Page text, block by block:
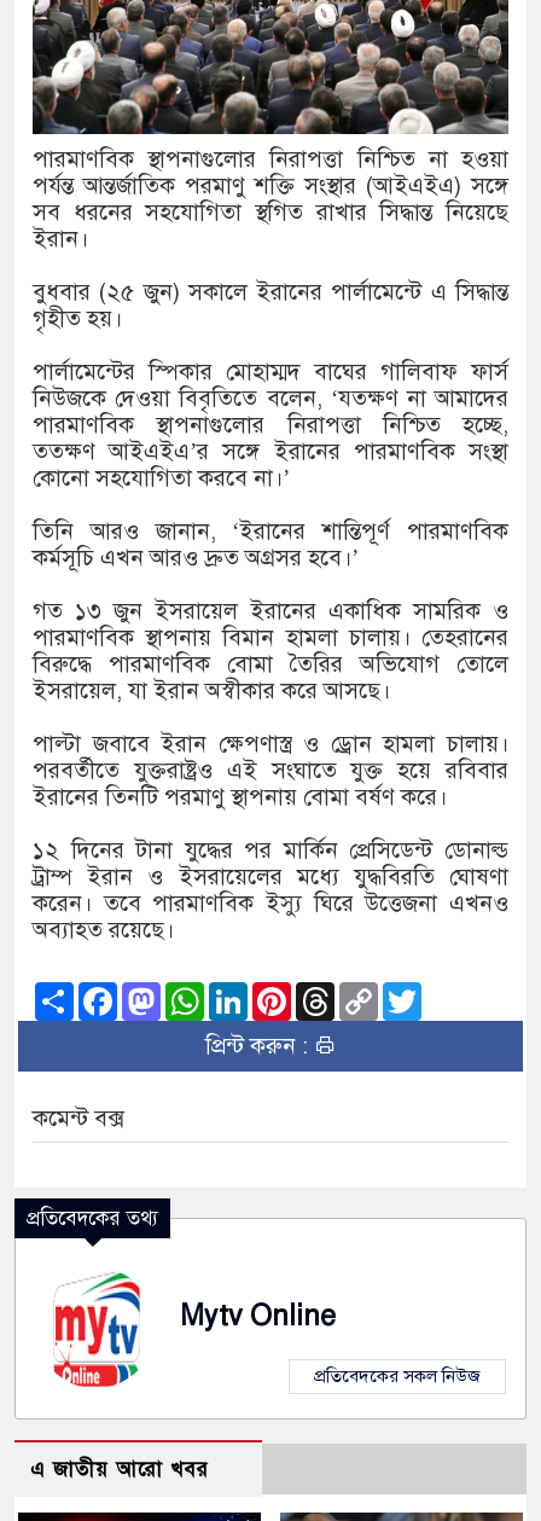
যৌনকর্মীর দালাল চরিত্রে
সারজিস-পাটোয়ারীসহ ১০ জনের
গুলশান থেকে সাবেক মন্ত্রী লতিফ
‘স্কুটি নাকি গোল্ড?’
সংবিধান অনুযায়ী যথাসময়ে
খিলক্ষেত থানা বিএনপির যুগ্ম
দেশের ৬ অঞ্চলে ঝড়ের আভাস
প্রেমের সম্পর্ক ছিন্ন না করায় মা-
প্রধানমন্ত্রীর সঙ্গে নবনিযুক্ত
হামের উপসর্গে আরও ৬ প্রাণহানি,
অবশেষে পদত্যাগ করলেন ভারতের
জামায়াত ফেরেশতাদের দল নয়,
পারমাণবিক স্থাপনাগুলোর নিরাপত্তা নিশ্চিত না হওয়া
পর্যন্ত আন্তর্জাতিক পরমাণু শক্তি সংস্থার (আইএইএ) সঙ্গে
সব ধরনের সহযোগিতা স্থগিত রাখার সিদ্ধান্ত নিয়েছে
ইরান।
বুধবার (২৫ জুন) সকালে ইরানের পার্লামেন্টে এ সিদ্ধান্ত
গৃহীত হয়।
পার্লামেন্টের স্পিকার মোহাম্মদ বাঘের গালিবাফ ফার্স
নিউজকে দেওয়া বিবৃতিতে বলেন, ‘যতক্ষণ না আমাদের
পারমাণবিক স্থাপনাগুলোর নিরাপত্তা নিশ্চিত হচ্ছে,
ততক্ষণ আইএইএ’র সঙ্গে ইরানের পারমাণবিক সংস্থা
কোনো সহযোগিতা করবে না।’
তিনি আরও জানান, ‘ইরানের শান্তিপূর্ণ পারমাণবিক
কর্মসূচি এখন আরও দ্রুত অগ্রসর হবে।’
গত ১৩ জুন ইসরায়েল ইরানের একাধিক সামরিক ও
পারমাণবিক স্থাপনায় বিমান হামলা চালায়। তেহরানের
বিরুদ্ধে পারমাণবিক বোমা তৈরির অভিযোগ তোলে
ইসরায়েল, যা ইরান অস্বীকার করে আসছে।
পাল্টা জবাবে ইরান ক্ষেপণাস্ত্র ও ড্রোন হামলা চালায়।
পরবর্তীতে যুক্তরাষ্ট্রও এই সংঘাতে যুক্ত হয়ে রবিবার
ইরানের তিনটি পরমাণু স্থাপনায় বোমা বর্ষণ করে।
১২ দিনের টানা যুদ্ধের পর মার্কিন প্রেসিডেন্ট ডোনাল্ড
ট্রাম্প ইরান ও ইসরায়েলের মধ্যে যুদ্ধবিরতি ঘোষণা
করেন। তবে পারমাণবিক ইস্যু ঘিরে উত্তেজনা এখনও
অব্যাহত রয়েছে।
ShareFacebook
Mastodon
WhatsApp
LinkedInPinterest
Threads
Copy
Link
প্রিন্ট করুন :
কমেন্ট বক্স
প্রতিবেদকের তথ্য
Mytv Online
প্রতিবেদকের সকল নিউজ
এ জাতীয় আরো খবর